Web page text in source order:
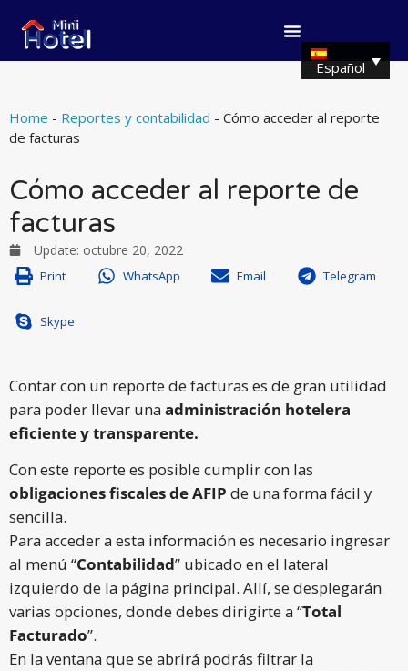
Español
Home - Reportes y contabilidad - Cómo acceder al reporte
de facturas
Cómo acceder al reporte de
facturas
Update: octubre 20, 2022
Print WhatsApp Email Telegram
Skype
Contar con un reporte de facturas es de gran utilidad
para poder llevar unaadministración hotelera
eficiente y transparente.
Con este reporte es posible cumplir con las
obligaciones fiscales de AFIP de una forma fácil y
sencilla.
Para acceder a esta información es necesario ingresar
al menú “Contabilidad” ubicado en el lateral
izquierdo de la página principal. Allí, se desplegarán
varias opciones, donde debes dirigirte a “Total
Facturado”.
En la ventana que se abrirá podrás filtrar la